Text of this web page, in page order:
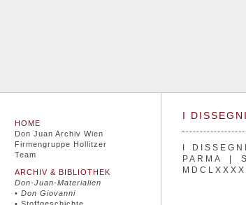
HOME
Don Juan Archiv Wien
Firmengruppe Hollitzer
Team
ARCHIV & BIBLIOTHEK
Don-Juan-Materialien
• Don Giovanni
I
I
PARMA |